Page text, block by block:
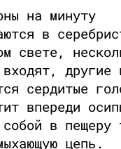
на минуту
в
свете,
входят, другие
сердитые
впереди
в пещеру
цепь.